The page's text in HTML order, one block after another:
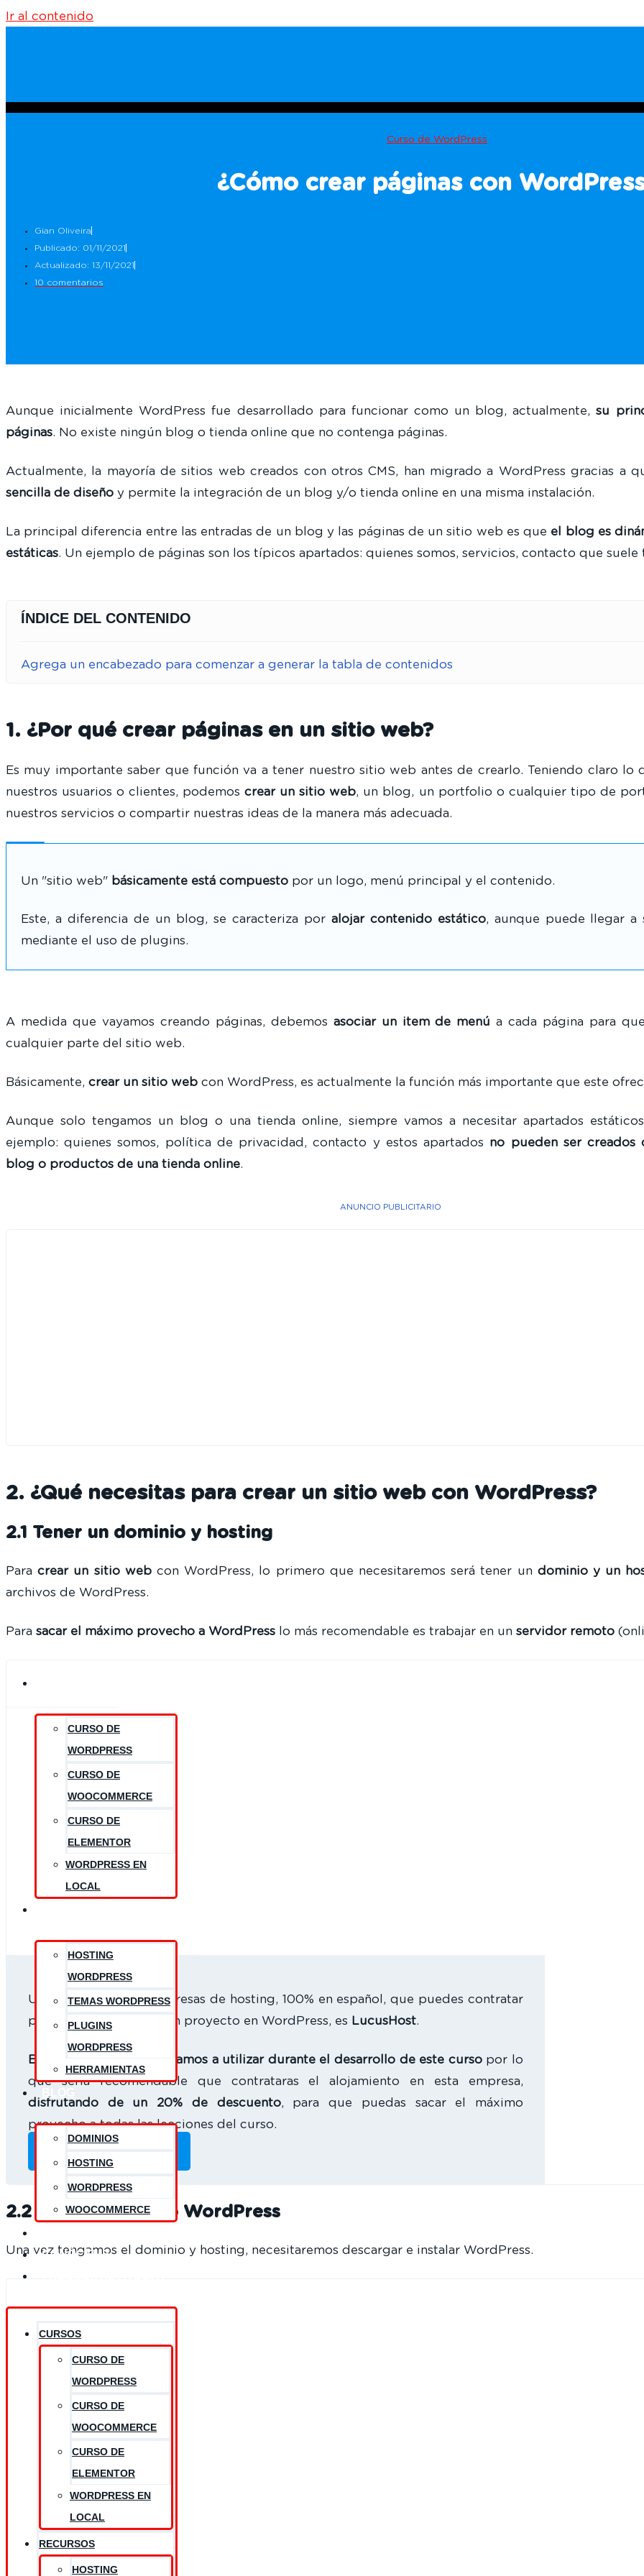
Ir al contenido
CURSO DE
WORDPRESS
CURSO DE
WOOCOMMERCE
CURSO DE
ELEMENTOR
WORDPRESS EN
LOCAL
HOSTING
WORDPRESS
TEMAS WORDPRESS
PLUGINS
WORDPRESS
HERRAMIENTAS
DOMINIOS
HOSTING
WORDPRESS
WOOCOMMERCE
CONÓCEME
CURSOS
CURSO DE
WORDPRESS
CURSO DE
WOOCOMMERCE
CURSO DE
ELEMENTOR
WORDPRESS EN
LOCAL
RECURSOS
HOSTING
Curso de WordPress
¿Cómo crear páginas con
Gian Oliveira
Publicado: 01/11/2021
Actualizado: 13/11/2021
10 comentarios
Aunque inicialmente WordPress fue desarrollado para funcionar como un blog, actualmente,su
páginas. No existe ningún blog o tienda online que no contenga páginas.
Actualmente, la mayoría de sitios web creados con otros CMS, han migrado a WordPress gracias a
sencilla de diseño y permite la integración de un blog y/o tienda online en una misma instalación.
La principal diferencia entre las entradas de un blog y las páginas de un sitio web es que el blog es
estáticas. Un ejemplo de páginas son los típicos apartados: quienes somos, servicios, contacto que
ÍNDICE DEL CONTENIDO
Agrega un encabezado para comenzar a generar la tabla de contenidos
1. ¿Por qué crear páginas en un sitio web?
Es muy importante saber que función va a tener nuestro sitio web antes de crearlo. Teniendo claro lo
nuestros usuarios o clientes, podemoscrear un sitio web, un blog, un portfolio o cualquier tipo de
nuestros servicios o compartir nuestras ideas de la manera más adecuada.
Un "sitio web" básicamente está compuesto por un logo, menú principal y el contenido.
Este, a diferencia de un blog, se caracteriza por alojar contenido estático, aunque puede llegar a
mediante el uso de plugins.
A medida que vayamos creando páginas, debemos asociar un item de menú a cada página para
cualquier parte del sitio web.
Básicamente, crear un sitio web con WordPress, es actualmente la función más importante que este
Aunque solo tengamos un blog o una tienda online, siempre vamos a necesitar apartados
ejemplo: quienes somos, política de privacidad, contacto y estos apartados no pueden ser creados
blog o productos de una tienda online.
ANUNCIO PUBLICITARIO
2. ¿Qué necesitas para crear un sitio web con WordPress?
2.1 Tener un dominio y hosting
Paracrear un sitio webcon WordPress, lo primero que necesitaremos será tener un dominio y un
archivos de WordPress.
Para sacar el máximo provecho a WordPress lo más recomendable es trabajar en un servidor remoto
Una de las mejores empresas de hosting, 100% en español, que puedes contratar
para comenzar a crear un proyecto en WordPress, es LucusHost.
Este servicio es el que vamos a utilizar durante el desarrollo de este cursopor lo
que sería recomendable que contrataras el alojamiento en esta empresa,
disfrutando de un 20% de descuento, para que puedas sacar el máximo
provecho a todas las lecciones del curso.
2.2 Haber instalado WordPress
Una vez tengamos el dominio y hosting, necesitaremos descargar e instalar WordPress.